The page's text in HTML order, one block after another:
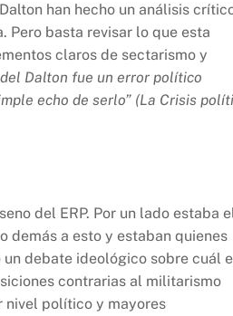
han hecho un análisis
Pero basta revisar lo que esta
claros de sectarismo y
Dalton fue un error político
echo de serlo” (La Crisis
del ERP. Por un lado estaba
demás a esto y estaban quienes
debate ideológico sobre cuál
contrarias al militarismo
nivel político y mayores